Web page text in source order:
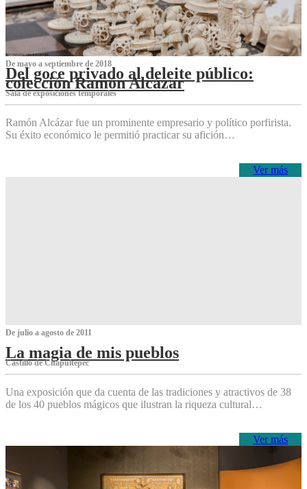
De mayo a septiembre de 2018
Del goce privado al deleite público:
colección Ramón Alcázar
Sala de exposiciones temporales
Ramón Alcázar fue un prominente empresario y político porfirista.
Su éxito económico le permitió practicar su afición…
Ver más
De julio a agosto de 2011
La magia de mis pueblos
Castillo de Chapultepec
Una exposición que da cuenta de las tradiciones y atractivos de 38
de los 40 pueblos mágicos que ilustran la riqueza cultural…
Ver más